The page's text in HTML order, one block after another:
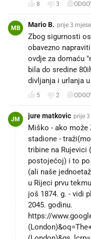
8 3
MB Mario B. prije 3
Zbog sigurnosti
obavezno
ovdje za domaću
bila do sredine
divljanja i urlanja
5 2
JM jure matkovic prije
Miško - ako može
stadione -
tribine na Rujevici
postojećoj) i to po
(ali naše
u Rijeci prvu
još 1874. g. - vidi
2045. godinu.
https://